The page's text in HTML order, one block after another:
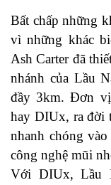
Bất chấp những
vì những khác
Ash Carter đã
nhánh của Lầu
đầy 3km. Đơn
hay DIUx, ra đời
nhanh chóng
công nghệ mũi
Với DIUx, Lầu